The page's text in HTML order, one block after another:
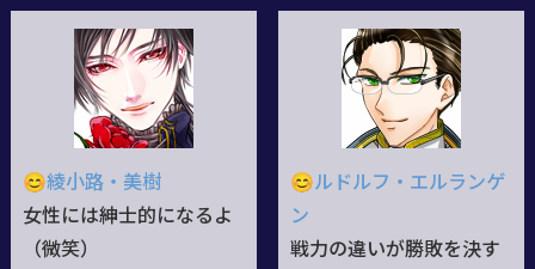
やかんやで「幸運の流れ
星」を自称して、猟兵を
支援したり、オブリビオ
ンを倒したり成仏させた
り、それらの事件の傷跡
を癒したりする。●思考
や感情すら事件解決のた
がある。歳相応で普通
で、普遍的で――そして、
「『【私〉＞》たちの
【処刑記憶の内包者】。
😊綾小路・美樹
女性には紳士的になるよ
（微笑）
😊ルドルフ・エルランゲ
ン
戦力の違いが勝敗を決す